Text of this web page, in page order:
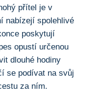
přítel je v
nabízejí spolehlivé
poskytují
opustí určenou
dlouhé hodiny
se podívat na svůj
za ním.